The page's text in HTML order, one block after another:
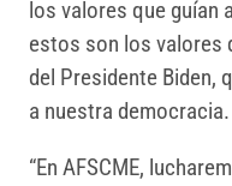
los valores que guían
estos son los valores
del Presidente Biden,
a nuestra democracia.
“En AFSCME,